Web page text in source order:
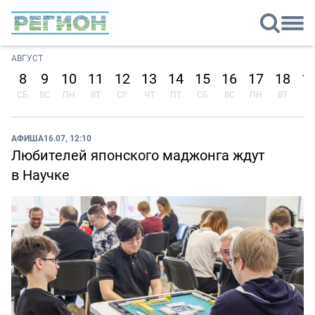
АВГУСТ
8
СБ
9
ВС
10
ПН
11
ВТ
12
СР
13
ЧТ
14
ПТ
15
СБ
16
ВС
17
ПН
18
ВТ
АФИША16.07, 12:10
Любителей японского маджонга ждут
в Научке